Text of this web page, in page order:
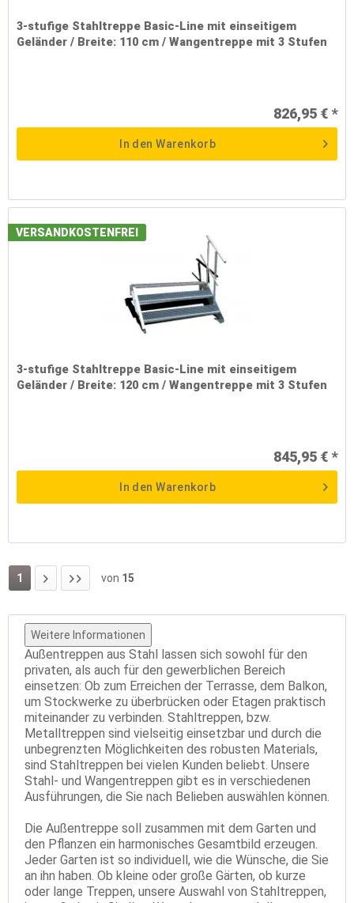
3-stufige Stahltreppe Basic-Line mit einseitigem
Geländer / Breite: 110 cm / Wangentreppe mit 3 Stufen
826,95 € *
In den Warenkorb
VERSANDKOSTENFREI
3-stufige Stahltreppe Basic-Line mit einseitigem
Geländer / Breite: 120 cm / Wangentreppe mit 3 Stufen
845,95 € *
In den Warenkorb
1 von 15
Weitere Informationen
Außentreppen aus Stahl lassen sich sowohl für den
privaten, als auch für den gewerblichen Bereich
einsetzen: Ob zum Erreichen der Terrasse, dem Balkon,
um Stockwerke zu überbrücken oder Etagen praktisch
miteinander zu verbinden. Stahltreppen, bzw.
Metalltreppen sind vielseitig einsetzbar und durch die
unbegrenzten Möglichkeiten des robusten Materials,
sind Stahltreppen bei vielen Kunden beliebt. Unsere
Stahl- und Wangentreppen gibt es in verschiedenen
Ausführungen, die Sie nach Belieben auswählen können.
Die Außentreppe soll zusammen mit dem Garten und
den Pflanzen ein harmonisches Gesamtbild erzeugen.
Jeder Garten ist so individuell, wie die Wünsche, die Sie
an ihn haben. Ob kleine oder große Gärten, ob kurze
oder lange Treppen, unsere Auswahl von Stahltreppen,